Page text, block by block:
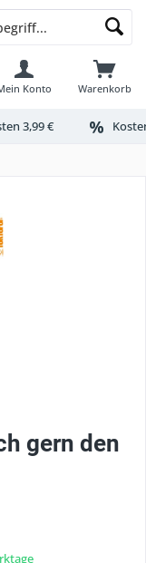
Warenkorb
Konto
3,99 €
gern den